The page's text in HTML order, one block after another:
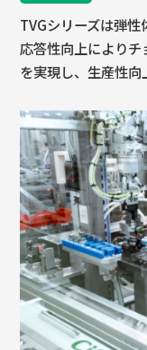
TVGシリーズは弾
応答性向上により
を実現し、生産性向